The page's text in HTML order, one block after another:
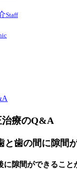
Staff
治療のQ&A
歯の間に隙間
隙間ができること